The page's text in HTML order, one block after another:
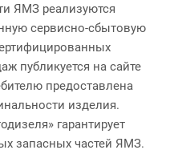
ЯМЗ реализуются
сервисно-сбытовую
публикуется на сайте
предоставлена
изделия.
гарантирует
запасных частей ЯМЗ.